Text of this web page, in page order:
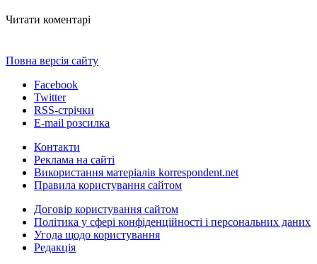
Читати коментарі
Повна версія сайту
Facebook
Twitter
RSS-стрічки
E-mail розсилка
Контакти
Реклама на сайті
Використання матеріалів korrespondent.net
Правила користування сайтом
Договір користування сайтом
Політика у сфері конфіденційності і персональних даних
Угода щодо користування
Редакція